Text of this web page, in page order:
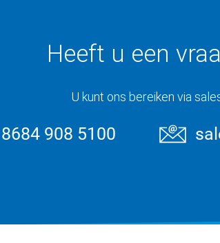
Heeft u een
U kunt ons bereiken via
908 5100